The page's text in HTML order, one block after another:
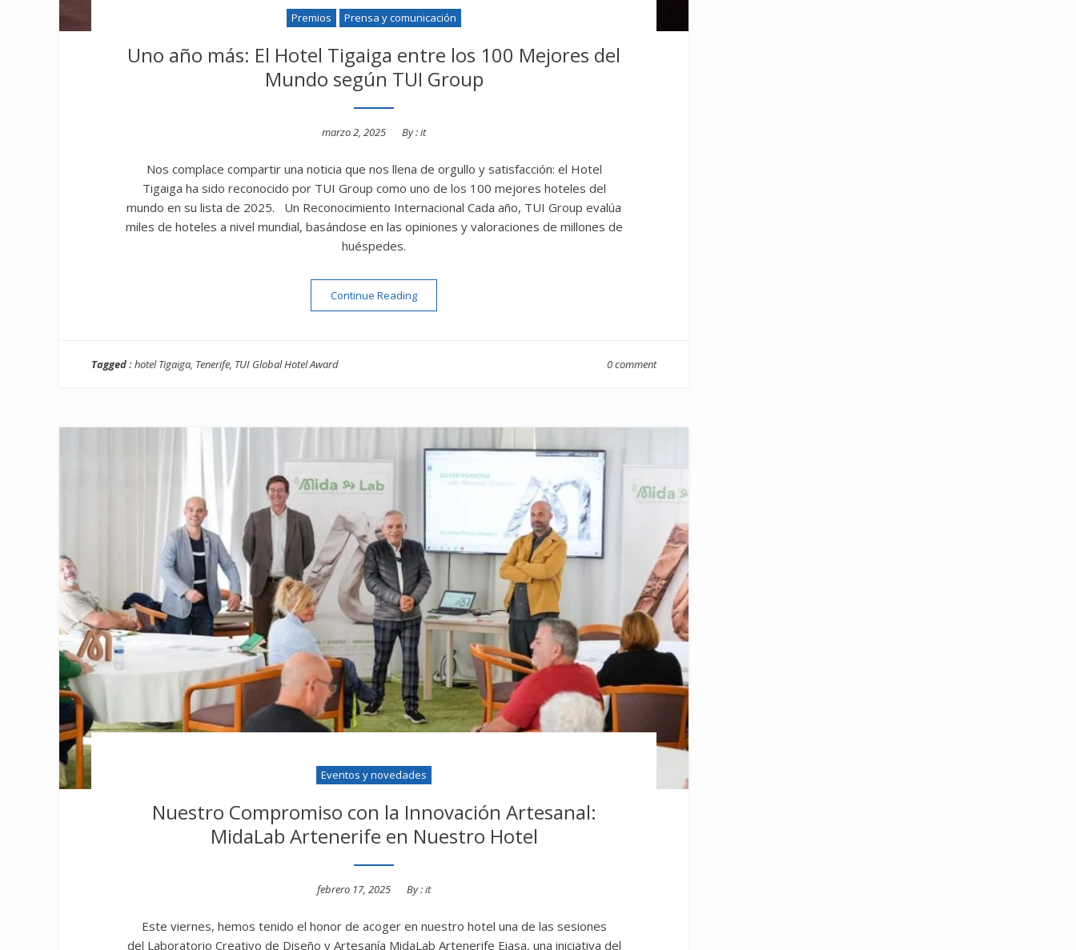
Premios Prensa y comunicación
Uno año más: El Hotel Tigaiga entre los 100 Mejores del
Mundo según TUI Group
Posted
marzo 2, 2025 By :it
Nos complace compartir una noticia que nos llena de orgullo y satisfacción: el Hotel
Tigaiga ha sido reconocido por TUI Group como uno de los 100 mejores hoteles del
mundo en su lista de 2025. Un Reconocimiento Internacional Cada año, TUI Group evalúa
miles de hoteles a nivel mundial, basándose en las opiniones y valoraciones de millones de
huéspedes.
Continue Reading“Uno año más: El Hotel Tigaiga entre los 100 Mejores del Mundo según TUI Group”
Tagged :hotel Tigaiga, Tenerife, TUI Global Hotel Award 0 comment
Eventos y novedades
Nuestro Compromiso con la Innovación Artesanal:
MidaLab Artenerife en Nuestro Hotel
Posted
febrero 17, 2025 By :it
Este viernes, hemos tenido el honor de acoger en nuestro hotel una de las sesiones
del Laboratorio Creativo de Diseño y Artesanía MidaLab Artenerife Eiasa, una iniciativa del